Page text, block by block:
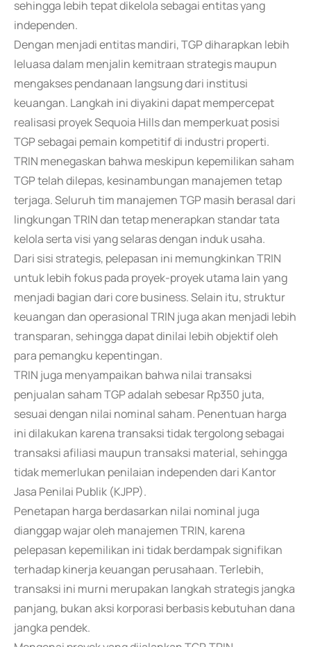
sehingga lebih tepat dikelola sebagai entitas yang
independen.
Dengan menjadi entitas mandiri, TGP diharapkan lebih
leluasa dalam menjalin kemitraan strategis maupun
mengakses pendanaan langsung dari institusi
keuangan. Langkah ini diyakini dapat mempercepat
realisasi proyek Sequoia Hills dan memperkuat posisi
TGP sebagai pemain kompetitif di industri properti.
TRIN menegaskan bahwa meskipun kepemilikan saham
TGP telah dilepas, kesinambungan manajemen tetap
terjaga. Seluruh tim manajemen TGP masih berasal dari
lingkungan TRIN dan tetap menerapkan standar tata
kelola serta visi yang selaras dengan induk usaha.
Dari sisi strategis, pelepasan ini memungkinkan TRIN
untuk lebih fokus pada proyek-proyek utama lain yang
menjadi bagian dari core business. Selain itu, struktur
keuangan dan operasional TRIN juga akan menjadi lebih
transparan, sehingga dapat dinilai lebih objektif oleh
para pemangku kepentingan.
TRIN juga menyampaikan bahwa nilai transaksi
penjualan saham TGP adalah sebesar Rp350 juta,
sesuai dengan nilai nominal saham. Penentuan harga
ini dilakukan karena transaksi tidak tergolong sebagai
transaksi afiliasi maupun transaksi material, sehingga
tidak memerlukan penilaian independen dari Kantor
Jasa Penilai Publik (KJPP).
Penetapan harga berdasarkan nilai nominal juga
dianggap wajar oleh manajemen TRIN, karena
pelepasan kepemilikan ini tidak berdampak signifikan
terhadap kinerja keuangan perusahaan. Terlebih,
transaksi ini murni merupakan langkah strategis jangka
panjang, bukan aksi korporasi berbasis kebutuhan dana
jangka pendek.